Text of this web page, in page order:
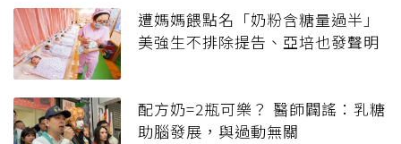
遭媽媽餵點名「奶粉含糖量過半」
美強生不排除提告、亞培也發聲明
配方奶=2瓶可樂？ 醫師闢謠：乳糖
助腦發展，與過動無關